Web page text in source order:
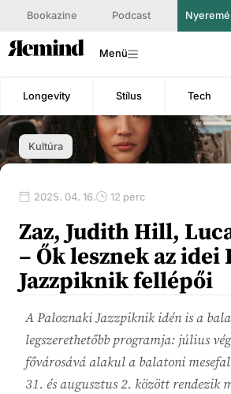
Bookazine Podcast
Menü
Longevity Stílus Tech
Kultúra
2025. 04. 16. 12 perc
Zaz, Judith Hill,
– Ők lesznek az idei
Jazzpiknik fellépői
A Paloznaki Jazzpiknik idén is a
legszerethetőbb programja: július
fővárosává alakul a balatoni
31. és augusztus 2. között rendezik